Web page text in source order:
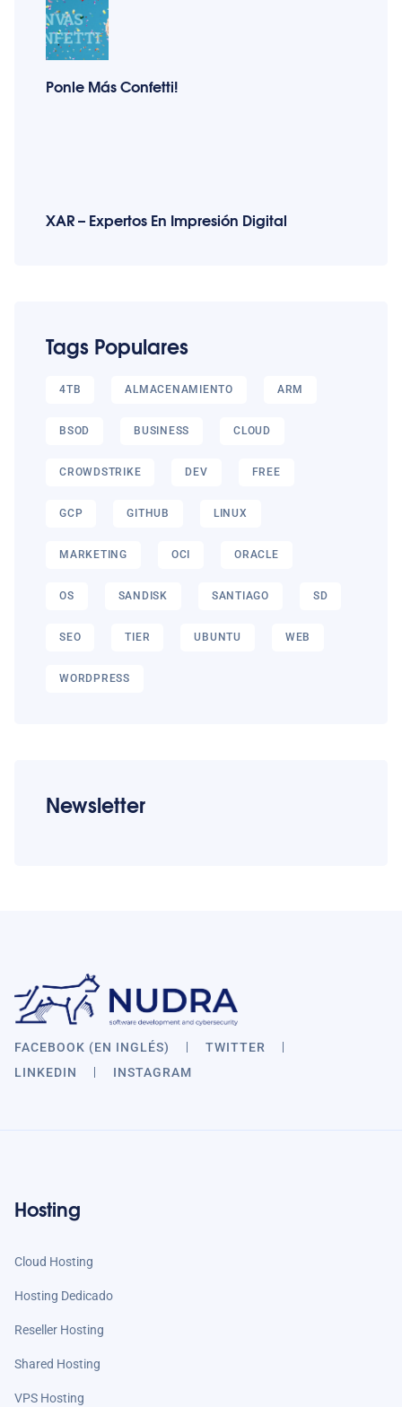
Ponle Más Confetti!
XAR – Expertos En Impresión Digital
Tags Populares
4TB ALMACENAMIENTO ARM
BSOD BUSINESS CLOUD
CROWDSTRIKE DEV FREE
GCP GITHUB LINUX
MARKETING OCI ORACLE
OS SANDISK SANTIAGO SD
SEO TIER UBUNTU WEB
WORDPRESS
Newsletter
FACEBOOK (EN INGLÉS)
TWITTER
LINKEDIN
INSTAGRAM
Hosting
Cloud Hosting
Hosting Dedicado
Reseller Hosting
Shared Hosting
VPS Hosting